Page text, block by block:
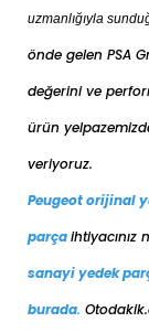
uzmanlığıyla
önde gelen PSA
değerini ve
ürün
veriyoruz.
Peugeot orijinal
parçaihtiyacınız
sanayi yedek
burada.